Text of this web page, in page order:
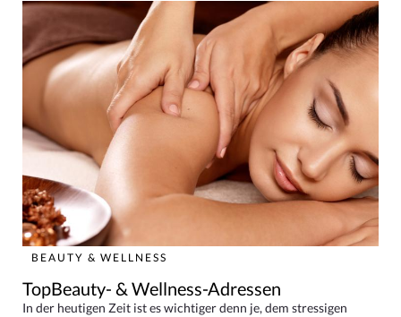
BEAUTY & WELLNESS
TopBeauty- & Wellness-Adressen
In der heutigen Zeit ist es wichtiger denn je, dem stressigen